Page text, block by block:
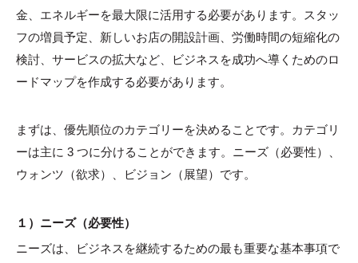
金、エネルギーを最大限に活用する必要があります。スタッ
フの増員予定、新しいお店の開設計画、労働時間の短縮化の
検討、サービスの拡大など、ビジネスを成功へ導くためのロ
ードマップを作成する必要があります。
まずは、優先順位のカテゴリーを決めることです。カテゴリ
ーは主に 3 つに分けることができます。ニーズ（必要性）、
ウォンツ（欲求）、ビジョン（展望）です。
１）ニーズ（必要性）
ニーズは、ビジネスを継続するための最も重要な基本事項で